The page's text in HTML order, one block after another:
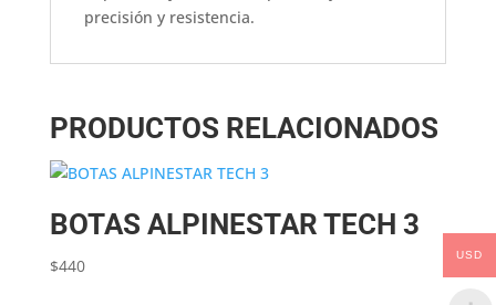
precisión y resistencia.
PRODUCTOS RELACIONADOS
BOTAS ALPINESTAR TECH 3
$440
USD